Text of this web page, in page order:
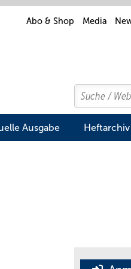
Abo & Shop Media
Search
Suchen
Ausgabe Heftarchiv